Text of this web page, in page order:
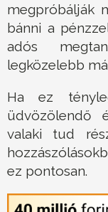
megpróbálják
bánni a
adós
legközelebb
Ha ez
üdvözölendő
valaki tud
ez pontosan.